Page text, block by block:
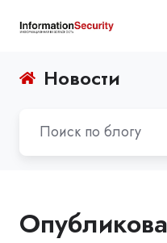
Новости